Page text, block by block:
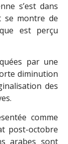
s’est dans
se montre de
est perçu
par une
diminution
des
comme
post-octobre
arabes sont